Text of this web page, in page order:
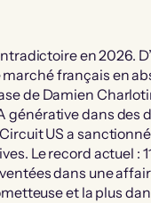
en 2026.
français en
de Damien
générative dans des
US a
Le record actuel :
dans une
et la plus